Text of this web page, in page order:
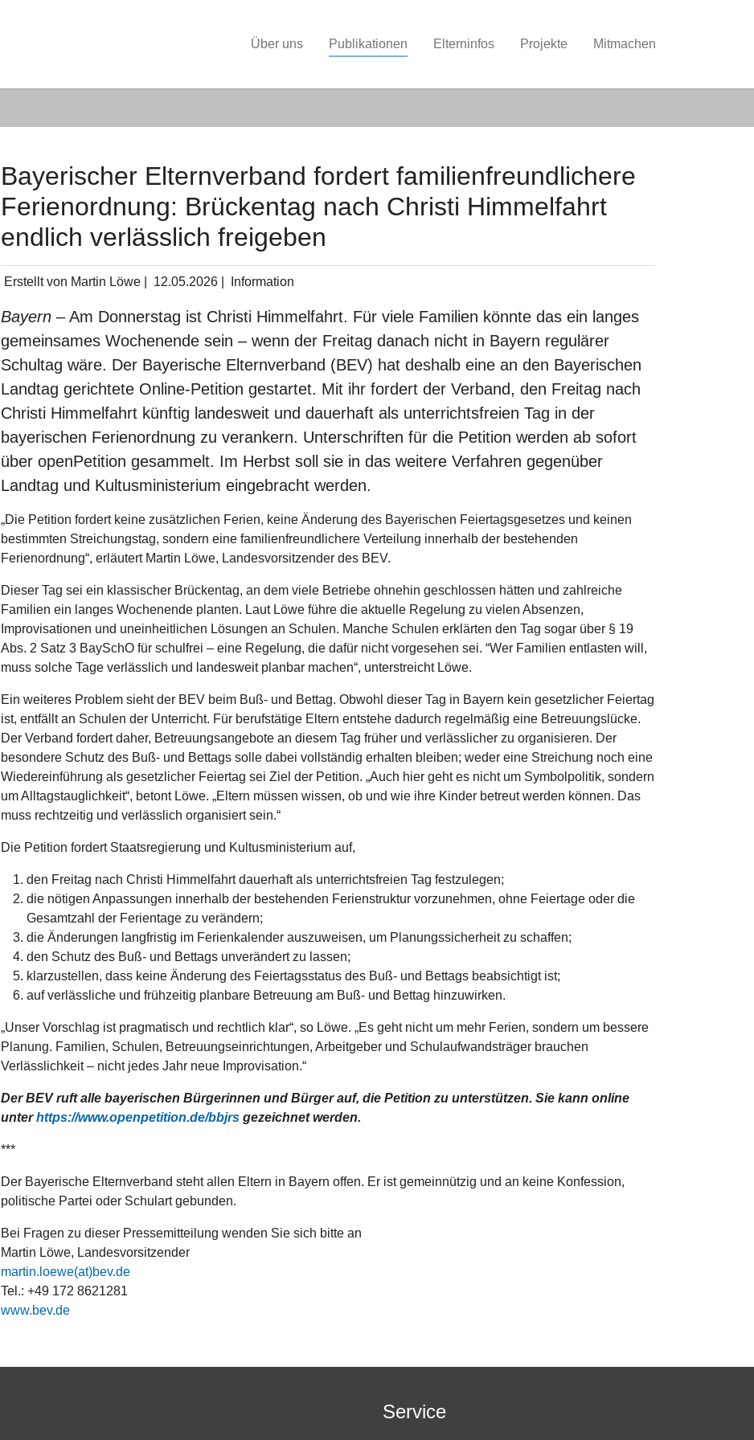
Über uns Publikationen Elterninfos Projekte Mitmachen
Bayerischer Elternverband fordert familienfreundlichere
Ferienordnung: Brückentag nach Christi Himmelfahrt
endlich verlässlich freigeben
Erstellt von Martin Löwe | 12.05.2026 Information
Bayern – Am Donnerstag ist Christi Himmelfahrt. Für viele Familien könnte das ein langes
gemeinsames Wochenende sein – wenn der Freitag danach nicht in Bayern regulärer
Schultag wäre. Der Bayerische Elternverband (BEV) hat deshalb eine an den Bayerischen
Landtag gerichtete Online-Petition gestartet. Mit ihr fordert der Verband, den Freitag nach
Christi Himmelfahrt künftig landesweit und dauerhaft als unterrichtsfreien Tag in der
bayerischen Ferienordnung zu verankern. Unterschriften für die Petition werden ab sofort
über openPetition gesammelt. Im Herbst soll sie in das weitere Verfahren gegenüber
Landtag und Kultusministerium eingebracht werden.
„Die Petition fordert keine zusätzlichen Ferien, keine Änderung des Bayerischen Feiertagsgesetzes und keinen
bestimmten Streichungstag, sondern eine familienfreundlichere Verteilung innerhalb der bestehenden
Ferienordnung“, erläutert Martin Löwe, Landesvorsitzender des BEV.
Dieser Tag sei ein klassischer Brückentag, an dem viele Betriebe ohnehin geschlossen hätten und zahlreiche
Familien ein langes Wochenende planten. Laut Löwe führe die aktuelle Regelung zu vielen Absenzen,
Improvisationen und uneinheitlichen Lösungen an Schulen. Manche Schulen erklärten den Tag sogar über § 19
Abs. 2 Satz 3 BaySchO für schulfrei – eine Regelung, die dafür nicht vorgesehen sei. “Wer Familien entlasten will,
muss solche Tage verlässlich und landesweit planbar machen“, unterstreicht Löwe.
Ein weiteres Problem sieht der BEV beim Buß- und Bettag. Obwohl dieser Tag in Bayern kein gesetzlicher Feiertag
ist, entfällt an Schulen der Unterricht. Für berufstätige Eltern entstehe dadurch regelmäßig eine Betreuungslücke.
Der Verband fordert daher, Betreuungsangebote an diesem Tag früher und verlässlicher zu organisieren. Der
besondere Schutz des Buß- und Bettags solle dabei vollständig erhalten bleiben; weder eine Streichung noch eine
Wiedereinführung als gesetzlicher Feiertag sei Ziel der Petition. „Auch hier geht es nicht um Symbolpolitik, sondern
um Alltagstauglichkeit“, betont Löwe. „Eltern müssen wissen, ob und wie ihre Kinder betreut werden können. Das
muss rechtzeitig und verlässlich organisiert sein.“
Die Petition fordert Staatsregierung und Kultusministerium auf,
den Freitag nach Christi Himmelfahrt dauerhaft als unterrichtsfreien Tag festzulegen;
die nötigen Anpassungen innerhalb der bestehenden Ferienstruktur vorzunehmen, ohne Feiertage oder die
Gesamtzahl der Ferientage zu verändern;
die Änderungen langfristig im Ferienkalender auszuweisen, um Planungssicherheit zu schaffen;
den Schutz des Buß- und Bettags unverändert zu lassen;
klarzustellen, dass keine Änderung des Feiertagsstatus des Buß- und Bettags beabsichtigt ist;
auf verlässliche und frühzeitig planbare Betreuung am Buß- und Bettag hinzuwirken.
„Unser Vorschlag ist pragmatisch und rechtlich klar“, so Löwe. „Es geht nicht um mehr Ferien, sondern um bessere
Planung. Familien, Schulen, Betreuungseinrichtungen, Arbeitgeber und Schulaufwandsträger brauchen
Verlässlichkeit – nicht jedes Jahr neue Improvisation.“
Der BEV ruft alle bayerischen Bürgerinnen und Bürger auf, die Petition zu unterstützen. Sie kann online
unterhttps://www.openpetition.de/bbjrs gezeichnet werden.
***
Der Bayerische Elternverband steht allen Eltern in Bayern offen. Er ist gemeinnützig und an keine Konfession,
politische Partei oder Schulart gebunden.
Bei Fragen zu dieser Pressemitteilung wenden Sie sich bitte an
Martin Löwe, Landesvorsitzender
martin.loewe(at)bev.de
Tel.: +49 172 8621281
www.bev.de
Service